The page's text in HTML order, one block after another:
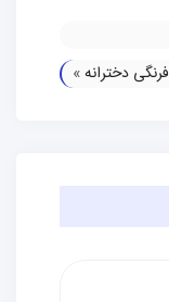
دخترانه»